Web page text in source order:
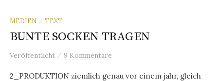
MEDIEN / TEXT
BUNTE SOCKEN TRAGEN
Veröffentlicht / 9 Kommentare
2_PRODUKTION ziemlich genau vor einem jahr, gleich